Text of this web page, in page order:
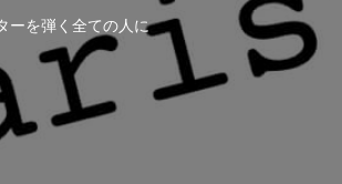
ーを弾く全ての人に